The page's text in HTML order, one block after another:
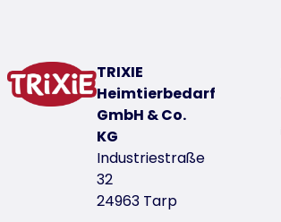
TRIXIE
Heimtierbedarf
GmbH & Co.
KG
Industriestraße
32
24963 Tarp